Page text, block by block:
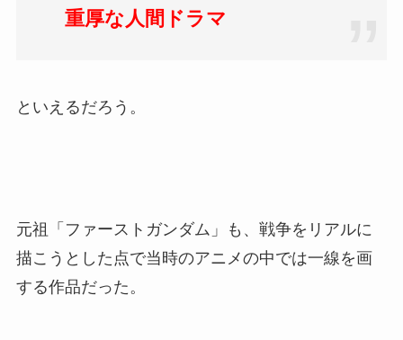
重厚な人間ドラマ
といえるだろう。
元祖「ファーストガンダム」も、戦争をリアルに
描こうとした点で当時のアニメの中では一線を画
する作品だった。